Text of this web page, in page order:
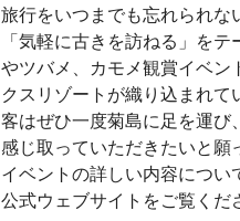
旅行をいつまでも忘れられな
「気軽に古きを訪ねる」を
やツバメ、カモメ観賞イベ
クスリゾートが織り込まれ
客はぜひ一度菊島に足を運
感じ取っていただきたいと願
イベントの詳しい内容につい
公式ウェブサイトをご覧くだ